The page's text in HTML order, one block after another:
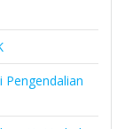
Pengendalian